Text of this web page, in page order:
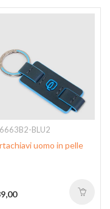
BLU2
uomo in pelle